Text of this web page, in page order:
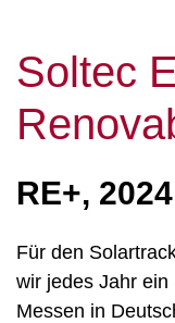
Soltec
RE+,
Für den
wir jedes Jahr
Messen in